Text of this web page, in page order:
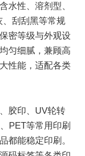
水性、溶剂型、
、刮刮黑等常规
密等级与外观设
匀细腻，兼顾高
性能，适配各类
胶印、UV轮转
PET等常用印刷
都能稳定印刷。